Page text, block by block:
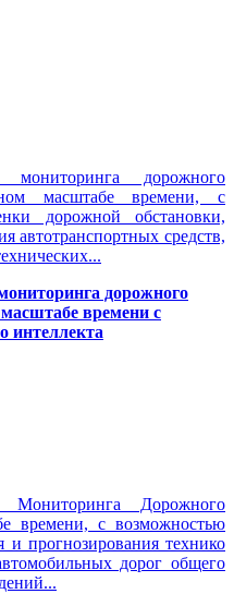
мониторинга дорожного
масштабе времени, с
дорожной обстановки,
автотранспортных средств,
дорожного
времени с
интеллекта
Мониторинга Дорожного
времени, с возможностью
и прогнозирования технико
дорог общего